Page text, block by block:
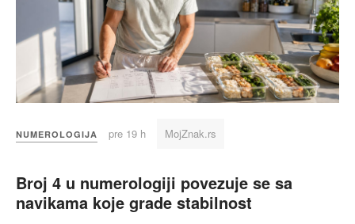
NUMEROLOGIJA pre 19 h MojZnak.rs
Broj 4 u numerologiji povezuje se sa
navikama koje grade stabilnost